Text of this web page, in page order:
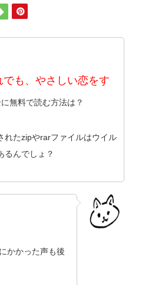
でも、やさしい恋をす
無料で読む方法は？
れたzipやrarファイルはウイル
るんでしょ？
かかった声も後